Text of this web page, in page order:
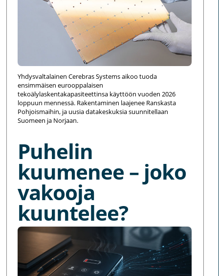
Yhdysvaltalainen Cerebras Systems aikoo tuoda
ensimmäisen eurooppalaisen
tekoälylaskentakapasiteettinsa käyttöön vuoden 2026
loppuun mennessä. Rakentaminen laajenee Ranskasta
Pohjoismaihin, ja uusia datakeskuksia suunnitellaan
Suomeen ja Norjaan.
Puhelin
kuumenee – joko
vakooja
kuuntelee?